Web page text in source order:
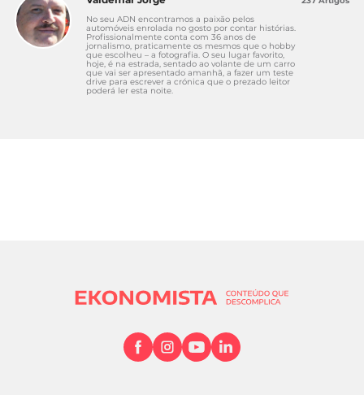
No seu ADN encontramos a paixão pelos
automóveis enrolada no gosto por contar histórias.
Profissionalmente conta com 36 anos de
jornalismo, praticamente os mesmos que o hobby
que escolheu – a fotografia. O seu lugar favorito,
hoje, é na estrada, sentado ao volante de um carro
que vai ser apresentado amanhã, a fazer um teste
drive para escrever a crónica que o prezado leitor
poderá ler esta noite.